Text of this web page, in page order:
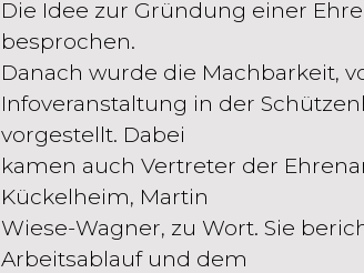
Die Idee zur Gründung einer
besprochen.
Danach wurde die Machbarkeit,
Infoveranstaltung in der
vorgestellt. Dabei
kamen auch Vertreter der
Kückelheim, Martin
Wiese-Wagner, zu Wort. Sie
Arbeitsablauf und dem